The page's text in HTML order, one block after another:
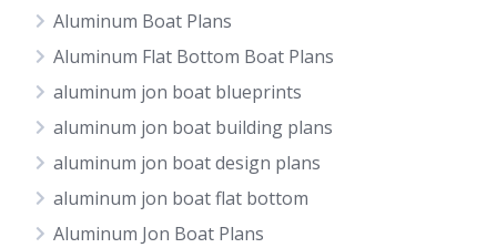
Aluminum Boat Plans
Aluminum Flat Bottom Boat Plans
aluminum jon boat blueprints
aluminum jon boat building plans
aluminum jon boat design plans
aluminum jon boat flat bottom
Aluminum Jon Boat Plans